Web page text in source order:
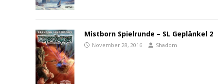
Mistborn Spielrunde – SL Geplänkel 2
November 28, 2016 Shadom